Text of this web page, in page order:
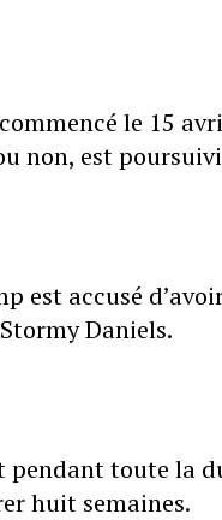
le 15
non, est
est accusé
Daniels.
toute la
huit semaines.